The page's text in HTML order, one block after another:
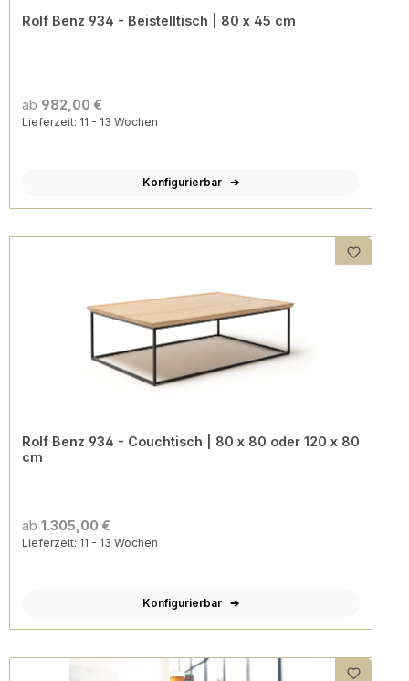
Rolf Benz 934 - Beistelltisch | 80 x 45 cm
ab 982,00 €
Lieferzeit: 11 - 13 Wochen
Konfigurierbar
Rolf Benz 934 - Couchtisch | 80 x 80 oder 120 x 80
cm
ab 1.305,00 €
Lieferzeit: 11 - 13 Wochen
Konfigurierbar